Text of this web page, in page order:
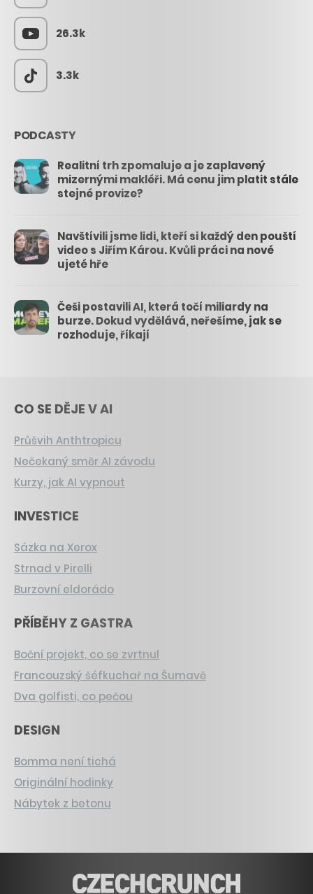
26.3k
3.3k
PODCASTY
Realitní trh zpomaluje a je zaplavený
mizernými makléři. Má cenu jim platit stále
stejné provize?
Navštívili jsme lidi, kteří si každý den pouští
video s Jiřím Károu. Kvůli práci na nové
ujeté hře
Češi postavili AI, která točí miliardy na
burze. Dokud vydělává, neřešíme, jak se
rozhoduje, říkají
CO SE DĚJE V AI
Průšvih Anthtropicu
Nečekaný směr AI závodu
Kurzy, jak AI vypnout
INVESTICE
Sázka na Xerox
Strnad v Pirelli
Burzovní eldorádo
PŘÍBĚHY Z GASTRA
Boční projekt, co se zvrtnul
Francouzský šéfkuchař na Šumavě
Dva golfisti, co pečou
DESIGN
Bomma není tichá
Originální hodinky
Nábytek z betonu